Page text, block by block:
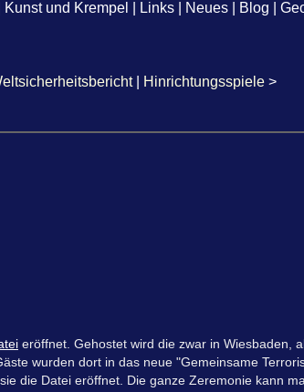
Kunst und Krempel Links Neues Blog
Hinrichtungsspiele >
eröffnet. Gehostet wird die zwar in Wiesbaden,
wurden dort in das neue "Gemeinsame
die Datei eröffnet. Die ganze Zeremonie kann